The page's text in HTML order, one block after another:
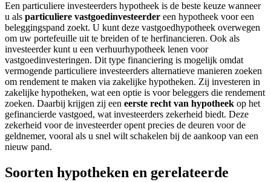
Een particuliere investeerders hypotheek is de beste keuze wanneer
u als particuliere vastgoedinvesteerder een hypotheek voor een
beleggingspand zoekt. U kunt deze vastgoedhypotheek overwegen
om uw portefeuille uit te breiden of te herfinancieren. Ook als
investeerder kunt u een verhuurhypotheek lenen voor
vastgoedinvesteringen. Dit type financiering is mogelijk omdat
vermogende particuliere investeerders alternatieve manieren zoeken
om rendement te maken via zakelijke hypotheken. Zij investeren in
zakelijke hypotheken, wat een optie is voor beleggers die rendement
zoeken. Daarbij krijgen zij een eerste recht van hypotheek op het
gefinancierde vastgoed, wat investeerders zekerheid biedt. Deze
zekerheid voor de investeerder opent precies de deuren voor de
geldnemer, vooral als u snel wilt schakelen bij de aankoop van een
nieuw pand.
Soorten hypotheken en gerelateerde